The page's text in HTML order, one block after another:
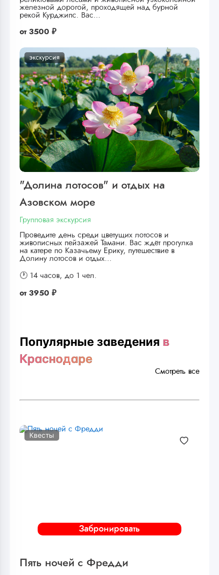
железной дорогой, проходящей над бурной
рекой Курджипс. Вас…
от 3500 ₽
экскурсия
"Долина лотосов" и отдых на
Азовском море
Групповая экскурсия
Проведите день среди цветущих лотосов и
живописных пейзажей Тамани. Вас ждёт прогулка
на катере по Казачьему Ерику, путешествие в
Долину лотосов и отдых…
🕐 14 часов, до 1 чел.
от 3950 ₽
Популярные заведения в
Краснодаре
Смотреть все
Забронировать
Квесты
Пять ночей с Фредди